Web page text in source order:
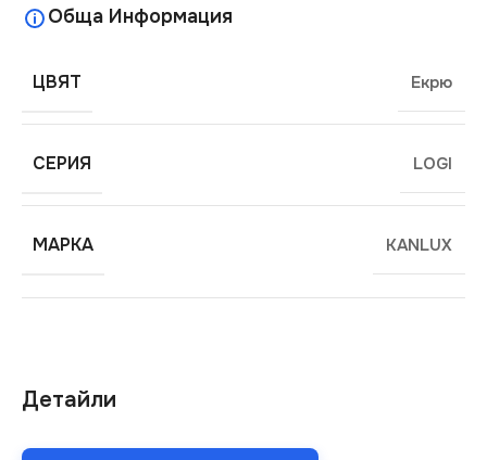
Детайли
Обща Информация
ЦВЯТ Екрю
СЕРИЯ LOGI
МАРКА KANLUX